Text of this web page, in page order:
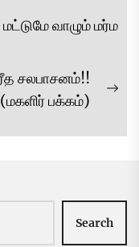
வாழும் மர்ம
சலபாசனம்!!
(மகளிர் பக்கம்)
Search